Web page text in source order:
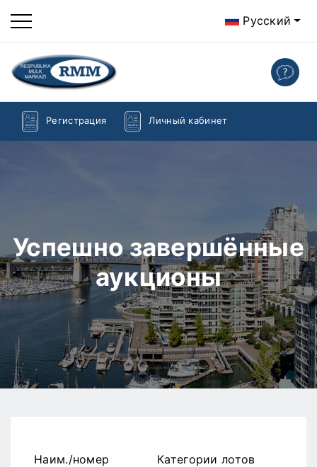
Русский
Регистрация Личный кабинет
Успешно завершённые
аукционы
Наим./номер
Категории лотов